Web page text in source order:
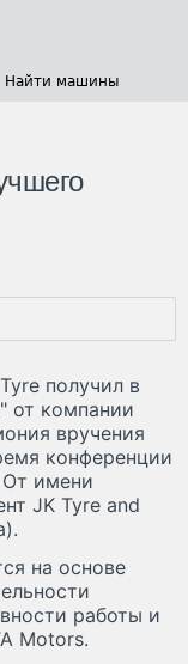
Найти машины
получил в
от компании
вручения
конференции
От имени
JK Tyre and
на основе
работы и
Motors.